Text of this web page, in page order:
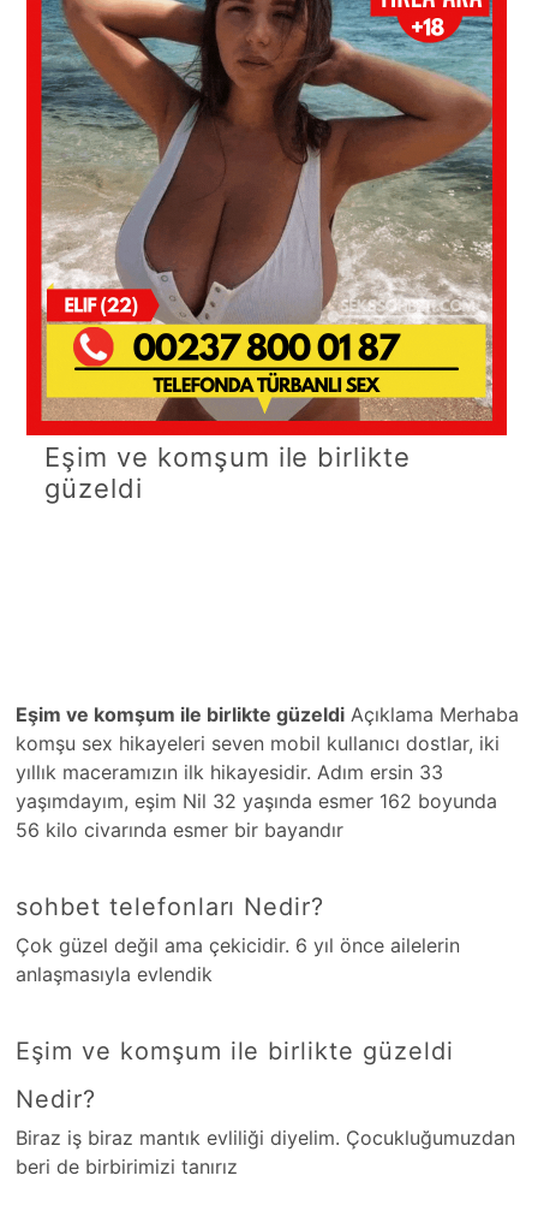
Eşim ve komşum ile birlikte
güzeldi
Eşim ve komşum ile birlikte güzeldi Açıklama Merhaba
komşu sex hikayeleri seven mobil kullanıcı dostlar, iki
yıllık maceramızın ilk hikayesidir. Adım ersin 33
yaşımdayım, eşim Nil 32 yaşında esmer 162 boyunda
56 kilo civarında esmer bir bayandır
sohbet telefonları Nedir?
Çok güzel değil ama çekicidir. 6 yıl önce ailelerin
anlaşmasıyla evlendik
Eşim ve komşum ile birlikte güzeldi
Nedir?
Biraz iş biraz mantık evliliği diyelim. Çocukluğumuzdan
beri de birbirimizi tanırız